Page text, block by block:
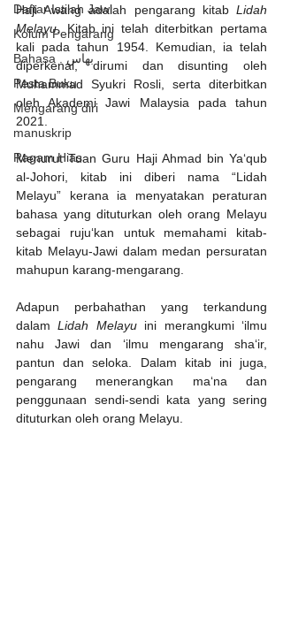
Daftar Istilah Jawi
Kolum Pengarang
Bahasa . بهاس
Pesta Buku
Mengarang diri
manuskrip
Ragam Hias
Haji Awang adalah pengarang kitab Lidah
Melayu. Kitab ini telah diterbitkan pertama
kali pada tahun 1954. Kemudian, ia telah
diperkenal, dirumi dan disunting oleh
Muhammad Syukri Rosli, serta diterbitkan
oleh Akademi Jawi Malaysia pada tahun
2021.
Menurut Tuan Guru Haji Ahmad bin Ya‘qub
al-Johori, kitab ini diberi nama “Lidah
Melayu” kerana ia menyatakan peraturan
bahasa yang dituturkan oleh orang Melayu
sebagai ruju‘kan untuk memahami kitab-
kitab Melayu-Jawi dalam medan persuratan
mahupun karang-mengarang.
Adapun perbahathan yang terkandung
dalam Lidah Melayu ini merangkumi ‘ilmu
nahu Jawi dan ‘ilmu mengarang sha‘ir,
pantun dan seloka. Dalam kitab ini juga,
pengarang menerangkan ma‘na dan
penggunaan sendi-sendi kata yang sering
dituturkan oleh orang Melayu.